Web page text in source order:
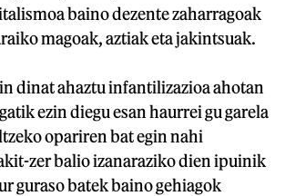
baino dezente zaharragoak
magoak, aztiak eta jakintsuak.
dinat ahaztu infantilizazioa ahotan
ezin diegu esan haurrei gu garela
opariren bat egin nahi
zer balio izanaraziko dien ipuinik
guraso batek baino gehiagok